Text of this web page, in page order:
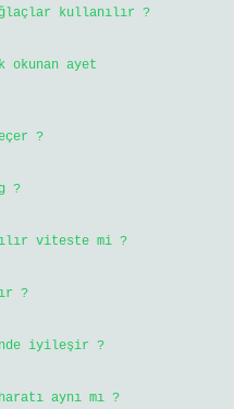
kullanılır ?
okunan ayet
?
?
viteste mi ?
?
iyileşir ?
aynı mı ?